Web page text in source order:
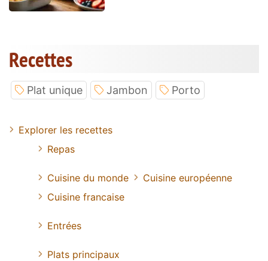
Recettes
Plat unique Jambon Porto
Explorer les recettes
Repas
Cuisine du monde
Cuisine européenne
Cuisine francaise
Entrées
Plats principaux